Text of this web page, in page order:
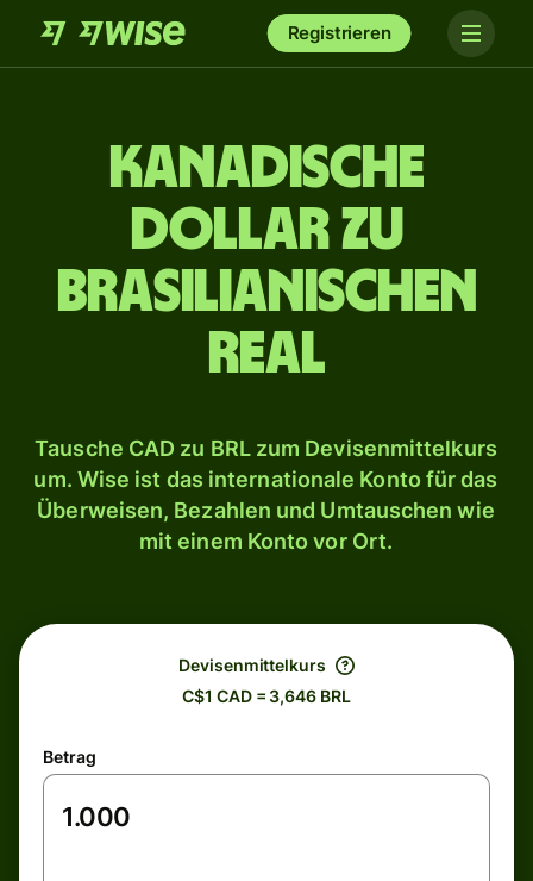
Registrieren
Kanadische
Dollar zu
brasilianischen
Real
Tausche CAD zu BRL zum Devisenmittelkurs
um. Wise ist das internationale Konto für das
Überweisen, Bezahlen und Umtauschen wie
mit einem Konto vor Ort.
Devisenmittelkurs
C$1 CAD = 3,646 BRL
Betrag